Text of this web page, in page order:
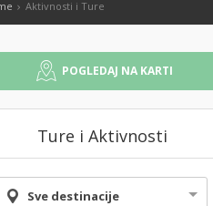
Aktivnosti i Ture
POGLEDAJ NA KARTI
Ture i Aktivnosti
Sve destinacije